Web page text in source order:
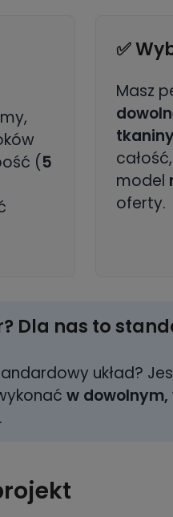
(5
✅
Masz
tkaniny
model
oferty.
Dla nas to
układ?
w dowolnym,